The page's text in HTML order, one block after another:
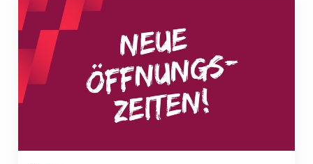
Neue Empfangszeiten ab 1. August 2026